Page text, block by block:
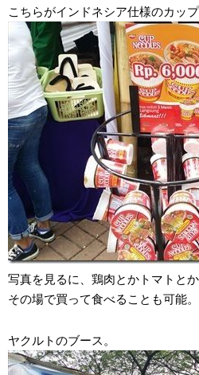
こちらがインドネシア仕様のカップ
写真を見るに、鶏肉とかトマトと
その場で買って食べることも可能。
ヤクルトのブース。